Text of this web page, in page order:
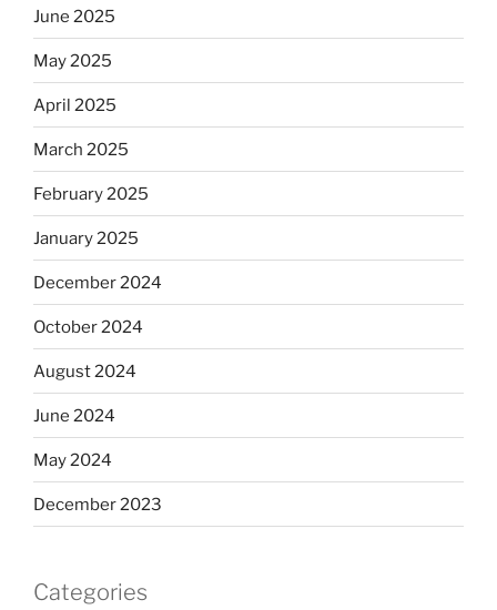
June 2025
May 2025
April 2025
March 2025
February 2025
January 2025
December 2024
October 2024
August 2024
June 2024
May 2024
December 2023
Categories